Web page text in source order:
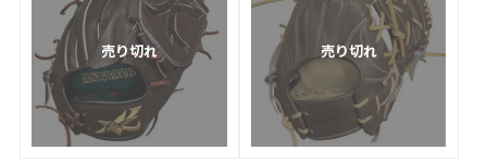
売り切れ 売り切れ